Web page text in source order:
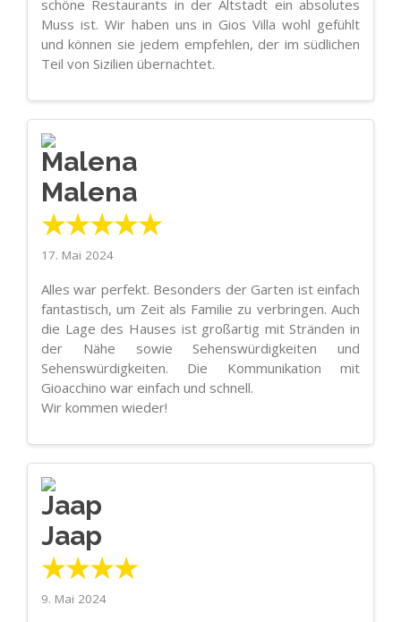
schöne Restaurants in der Altstadt ein absolutes
Muss ist. Wir haben uns in Gios Villa wohl gefühlt
und können sie jedem empfehlen, der im südlichen
Teil von Sizilien übernachtet.
Malena
★★★★★
17. Mai 2024
Alles war perfekt. Besonders der Garten ist einfach
fantastisch, um Zeit als Familie zu verbringen. Auch
die Lage des Hauses ist großartig mit Stränden in
der Nähe sowie Sehenswürdigkeiten und
Sehenswürdigkeiten. Die Kommunikation mit
Gioacchino war einfach und schnell.
Wir kommen wieder!
Jaap
★★★★
9. Mai 2024